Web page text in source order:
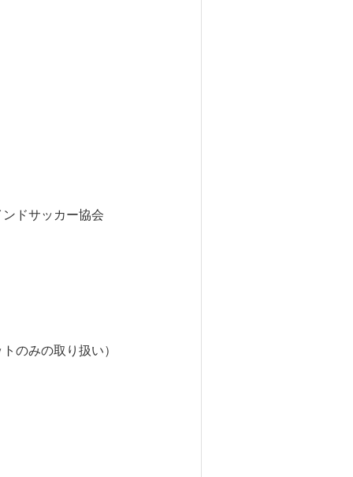
ドサッカー協会
みの取り扱い）